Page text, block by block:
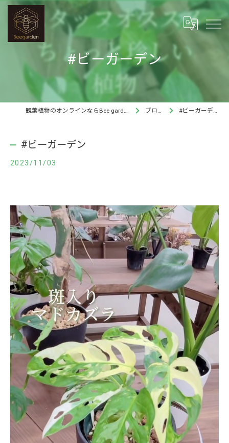
#ビーガーデン
観葉植物のオンラインならBee garden ブログ #ビーガーデン
#ビーガーデン
2023/11/03